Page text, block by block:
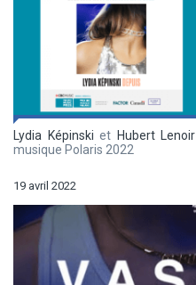
Lydia Képinski et Hubert Lenoir
musique Polaris 2022
19 avril 2022